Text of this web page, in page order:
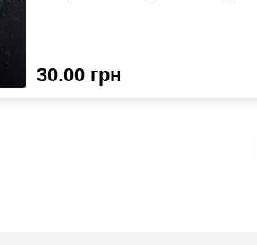
30.00 грн